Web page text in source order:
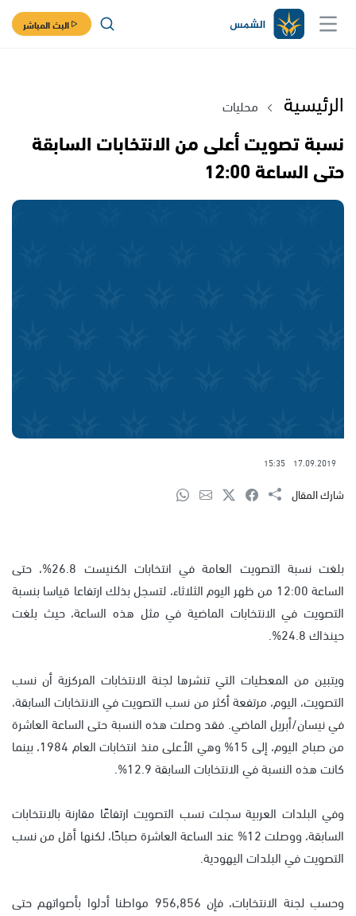
البث المباشر
الرئيسية محليات
نسبة تصويت أعلى من الانتخابات السابقة
حتى الساعة 12:00
17.09.2019
15:35
شارك المقال
بلغت نسبة التصويت العامة في انتخابات الكنيست 26.8%، حتى
الساعة 12:00 من ظهر اليوم الثلاثاء، لتسجل بذلك ارتفاعا قياسا بنسبة
التصويت في الانتخابات الماضية في مثل هذه الساعة، حيث بلغت
حينذاك 24.8%.
ويتبين من المعطيات التي تنشرها لجنة الانتخابات المركزية أن نسب
التصويت، اليوم، مرتفعة أكثر من نسب التصويت في الانتخابات السابقة،
في نيسان/أبريل الماضي. فقد وصلت هذه النسبة حتى الساعة العاشرة
من صباح اليوم، إلى 15% وهي الأعلى منذ انتخابات العام 1984، بينما
كانت هذه النسبة في الانتخابات السابقة 12.9%.
وفي البلدات العربية سجلت نسب التصويت ارتفاعًا مقارنة بالانتخابات
السابقة، ووصلت 12% عند الساعة العاشرة صباحًا، لكنها أقل من نسب
التصويت في البلدات اليهودية.
وحسب لجنة الانتخابات، فإن 956,856 مواطنا أدلوا بأصواتهم حتى